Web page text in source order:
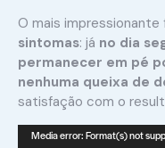
O mais impressionante
sintomas: já no dia
permanecer em pé
nenhuma queixa de
satisfação com o
Tocador
Media error: Format(s) not